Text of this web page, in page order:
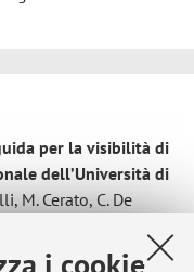
i cookie
per la visibilità di
dell’Università di
M. Cerato, C. De